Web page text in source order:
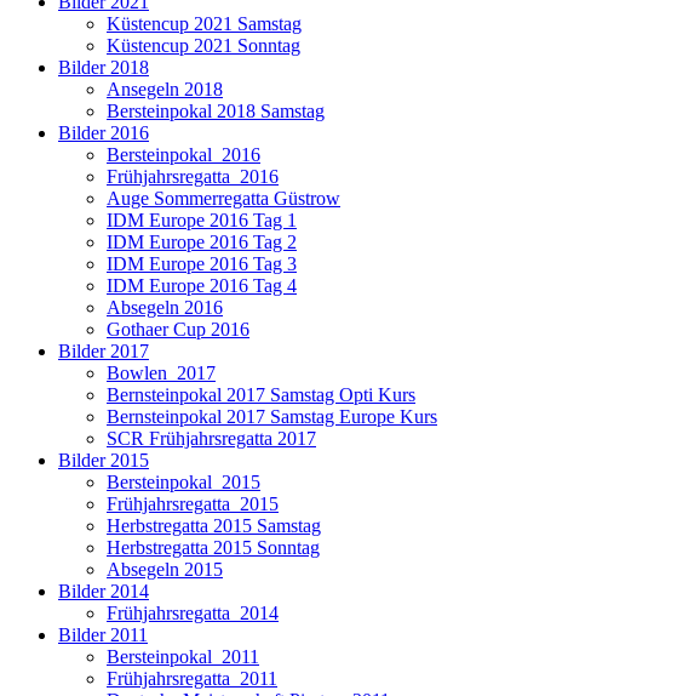
Küstencup 2021 Samstag
Küstencup 2021 Sonntag
Bilder 2018
Ansegeln 2018
Bersteinpokal 2018 Samstag
Bilder 2016
Bersteinpokal_2016
Frühjahrsregatta_2016
Auge Sommerregatta Güstrow
IDM Europe 2016 Tag 1
IDM Europe 2016 Tag 2
IDM Europe 2016 Tag 3
IDM Europe 2016 Tag 4
Absegeln 2016
Gothaer Cup 2016
Bilder 2017
Bowlen_2017
Bernsteinpokal 2017 Samstag Opti Kurs
Bernsteinpokal 2017 Samstag Europe Kurs
SCR Frühjahrsregatta 2017
Bilder 2015
Bersteinpokal_2015
Frühjahrsregatta_2015
Herbstregatta 2015 Samstag
Herbstregatta 2015 Sonntag
Absegeln 2015
Bilder 2014
Frühjahrsregatta_2014
Bilder 2011
Bersteinpokal_2011
Frühjahrsregatta_2011